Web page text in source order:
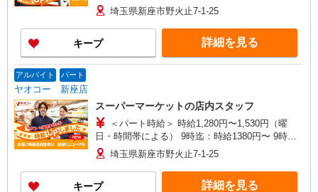
降：時給1280円〜 16時以降：時給1430円〜 ★土
曜＋100円 ★日・祝＋100円 ※アルバイトさんの
時給や募集内容はお問い合わせください
埼玉県新座市野火止7-1-25
キープ 詳細を見る
アルバイト パート
ヤオコー 新座店
スーパーマーケットの店内スタッフ
＜パート時給＞ 時給1,280円〜1,530円（曜
日・時間帯による） 9時迄：時給1380円〜 9時以
降：時給1280円〜 16時以降：時給1430円〜 ★土
曜＋100円 ★日・祝＋100円 ※アルバイトさんの
時給や募集内容はお問い合わせください
埼玉県新座市野火止7-1-25
キープ 詳細を見る